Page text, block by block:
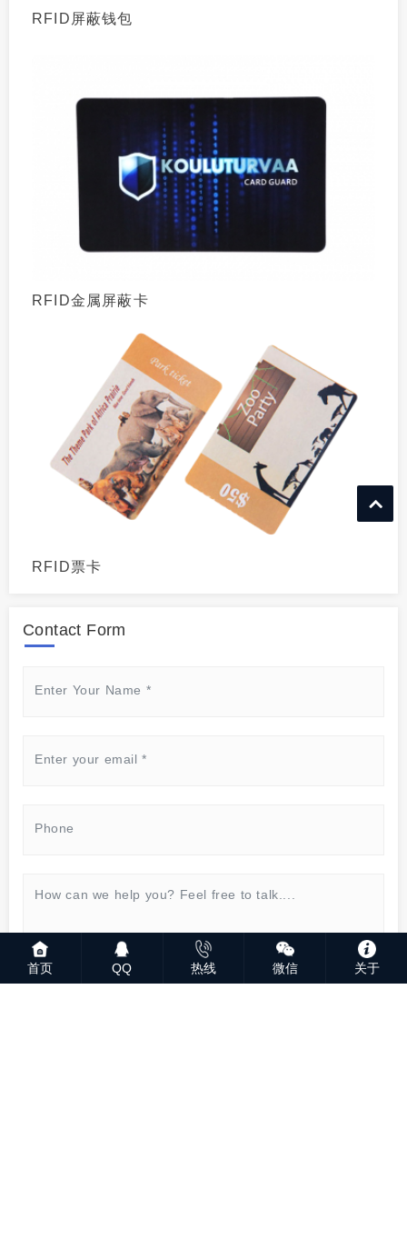
RFID屏蔽钱包
RFID金属屏蔽卡
RFID票卡
Contact Form
首页 QQ 热线 微信 关于